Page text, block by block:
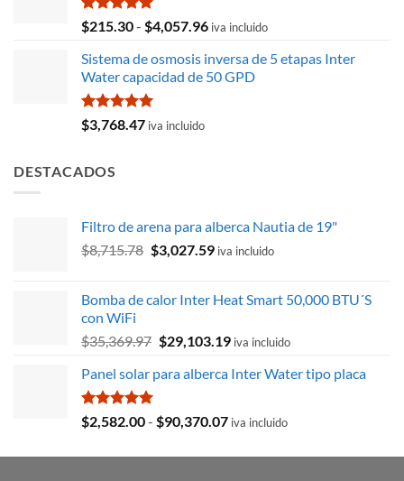
$9,582.81.$8,654.12.
Valorado
con
de 5
$215.30- $4,057.96Rango
precios:
desde
iva incluido
Sistema de osmosis inversa de 5 etapas Inter
Water capacidad de 50 GPD
Valorado
con
$3,768.47 iva incluido
DESTACADOS
Filtro de arena para alberca Nautia de 19"
$8,715.78 El
era:
$3,027.59El
es:
iva incluido
Bomba de calor Inter Heat Smart 50,000 BTU´S
con WiFi
$35,369.97 El
original
$35,369.97.
$29,103.19El
actual
$29,103.19.
iva incluido
Panel solar para alberca Inter Water tipo placa
Valorado
con
$2,582.00- $90,370.07Rango
precios:
iva incluido